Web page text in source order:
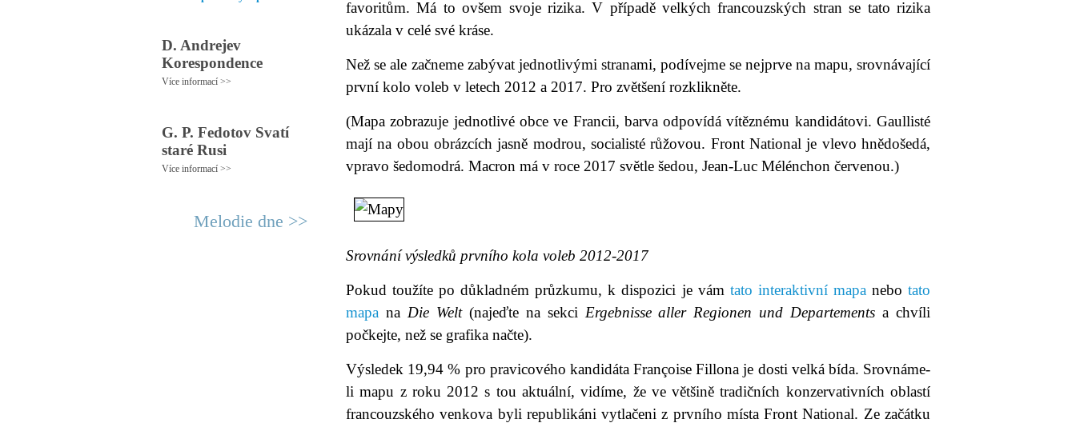
D. Andrejev
Korespondence
Více informací >>
G. P. Fedotov Svatí
staré Rusi
Více informací >>
Melodie dne >>
favoritům. Má to ovšem svoje rizika. V případě velkých francouzských stran se tato rizika
ukázala v celé své kráse.
Než se ale začneme zabývat jednotlivými stranami, podívejme se nejprve na mapu, srovnávající
první kolo voleb v letech 2012 a 2017. Pro zvětšení rozklikněte.
(Mapa zobrazuje jednotlivé obce ve Francii, barva odpovídá vítěznému kandidátovi. Gaullisté
mají na obou obrázcích jasně modrou, socialisté růžovou. Front National je vlevo hnědošedá,
vpravo šedomodrá. Macron má v roce 2017 světle šedou, Jean-Luc Mélénchon červenou.)
Srovnání výsledků prvního kola voleb 2012-2017
Pokud toužíte po důkladném průzkumu, k dispozici je vám tato interaktivní mapa nebotato
mapa na Die Welt (najeďte na sekci Ergebnisse aller Regionen und Departements a chvíli
počkejte, než se grafika načte).
Výsledek 19,94 % pro pravicového kandidáta Françoise Fillona je dosti velká bída. Srovnáme-
li mapu z roku 2012 s tou aktuální, vidíme, že ve většině tradičních konzervativních oblastí
francouzského venkova byli republikáni vytlačeni z prvního místa Front National. Ze začátku